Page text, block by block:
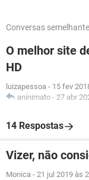
Conversas
O melhor site
HD
luizapessoa - 15 fev
aninimato - 27 abr
14 Respostas
Vizer, não
Monica - 21 jul 2019 às